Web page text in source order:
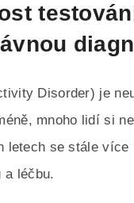
Disorder) je
mnoho lidí si
se stále více
a léčbu.